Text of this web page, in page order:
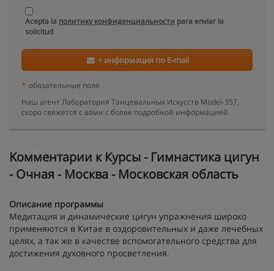
Acepta la политику конфиденциальности para enviar la
solicitud
+ информация по E-mail
* обязательные поля
Наш агент Лаборатория Танцевальных Искусств Model-357,
скоро свяжется с вами с более подробной информацией
Kомментарии к Курсы - Гимнастика цигун
- Очная - Москва - Московская область
Описание программы
Медитация и динамические цигун упражнения широко
применяются в Китае в оздоровительных и даже лечебных
целях, а так же в качестве вспомогательного средства для
достижения духовного просветления.